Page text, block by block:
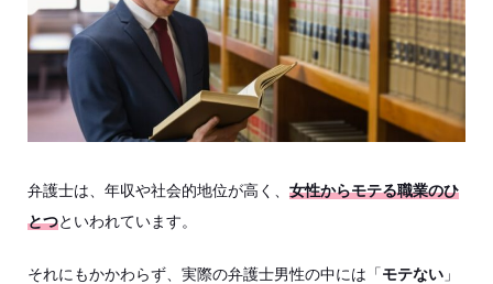
弁護士は、年収や社会的地位が高く、 女性からモテる職業のひ
とつといわれています。
それにもかかわらず、実際の弁護士男性の中には「モテない 」